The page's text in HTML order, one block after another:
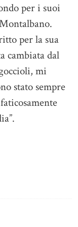
per i suoi
per la sua
cambiata dal
mi
stato sempre